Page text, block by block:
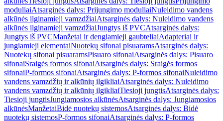
moduliaiAtsarginės dalys: Prijungimo moduliaiNuleidimo vandens
alkūnės ilginamieji vamzdžiaiAtsarginės dalys: Nuleidimo vandens
alkūnės ilginamieji vamzdžiaiJungtys iš PVCAtsarginės dalys:
Jungtys iš PVCManžetai ir dengiamieji gaubteliaiAdapteriai ir
jungiamieji elementaiNuotekų sifonai pisuaramsAtsarginės dalys:
Nuotekų sifonai pisuaramsPisuaro sifonaiAtsarginės dalys: Pisuaro
sifonaiSraigės formos sifonaiAtsarginės dalys: Sraigės formos
sifonaiP-formos sifonaiAtsarginės dalys: P-formos sifonaiNuleidimo
vandens vamzdžių ir alkūnių ilgikliaiAtsarginės dalys: Nuleidimo
vandens vamzdžių ir alkūnių ilgikliaiTiesioji jungtisAtsarginės dalys:
Tiesioji jungtisJungiamosios alkūnėsAtsarginės dalys: Jungiamosios
alkūnėsManžetaiBidė nuotekų sistemosAtsarginės dalys: Bidė
nuotekų sistemosP-formos sifonaiAtsarginės dalys: P-formos